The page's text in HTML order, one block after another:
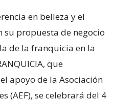
en belleza y el
propuesta de negocio
de la franquicia en la
que
apoyo de la Asociación
(AEF), se celebrará del 4